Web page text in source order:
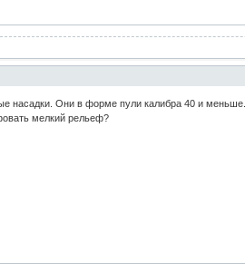
насадки. Они в форме пули калибра 40 и меньше.
мелкий рельеф?